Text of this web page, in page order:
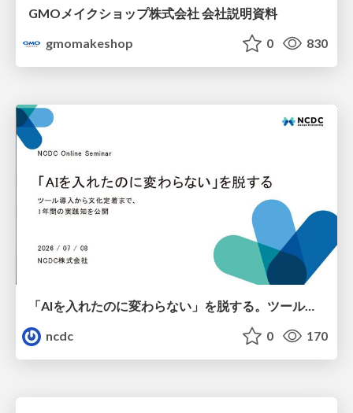
GMOメイクショップ株式会社 会社説明資料
gmomakeshop
0 830
「AIを入れたのに変わらない」を脱する。ツール導入から文化定着まで、1年間の実践知を公開
ncdc
0 170